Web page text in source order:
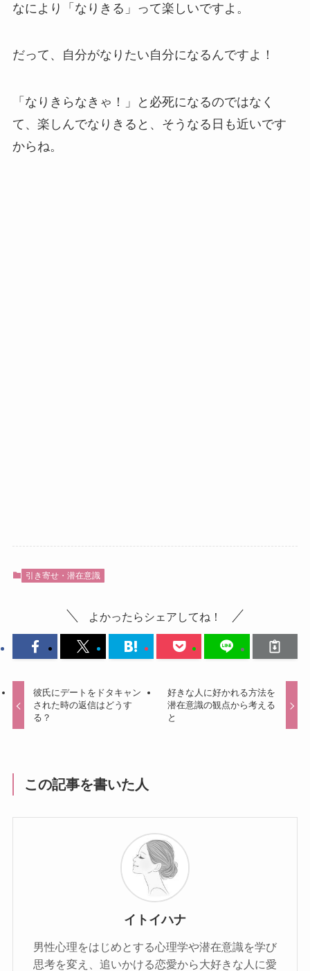
なにより「なりきる」って楽しいですよ。
だって、自分がなりたい自分になるんですよ！
「なりきらなきゃ！」と必死になるのではなく
て、楽しんでなりきると、そうなる日も近いです
からね。
引き寄せ・潜在意識
よかったらシェアしてね！
彼氏にデートをドタキャン
された時の返信はどうす
る？
好きな人に好かれる方法を
潜在意識の観点から考える
と
この記事を書いた人
イトイハナ
男性心理をはじめとする心理学や潜在意識を学び
思考を変え、追いかける恋愛から大好きな人に愛